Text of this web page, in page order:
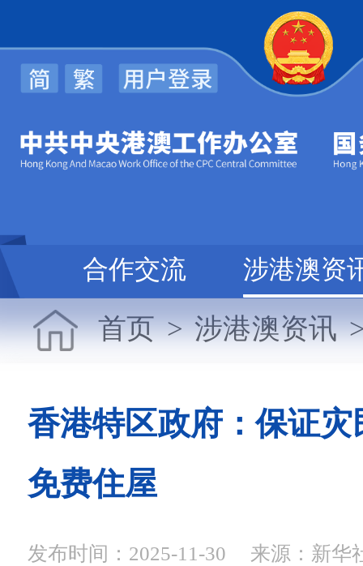
合作交流 涉港澳资
首页>涉港澳资讯
香港特区政府：保证
免费住屋
发布时间：2025-11-30 来源：新华